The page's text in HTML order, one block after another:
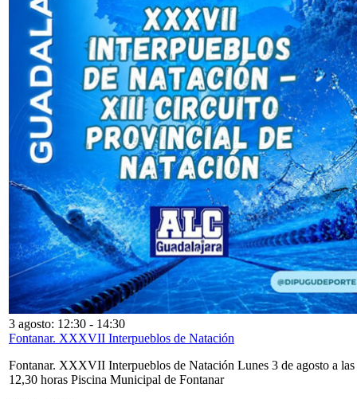
3 agosto: 12:30 - 14:30
Fontanar. XXXVII Interpueblos de Natación
Fontanar. XXXVII Interpueblos de Natación Lunes 3 de agosto a las
12,30 horas Piscina Municipal de Fontanar